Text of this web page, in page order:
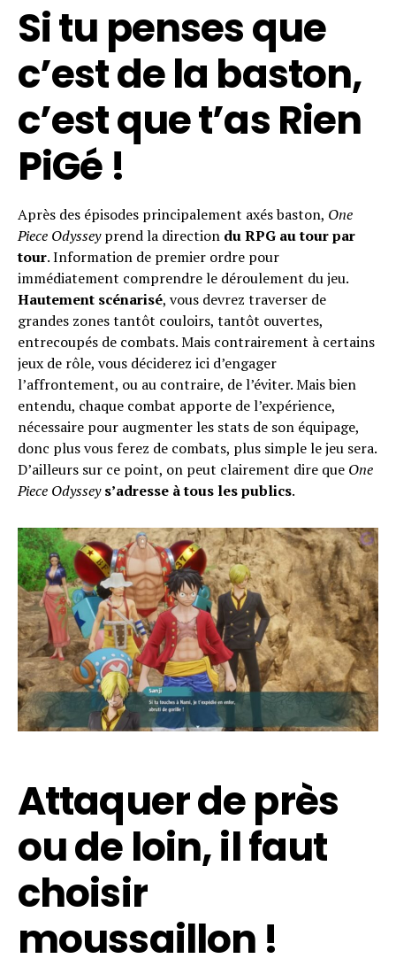
Si tu penses que
c’est de la baston,
c’est que t’as Rien
PiGé !
Après des épisodes principalement axés baston, One
Piece Odysseyprend la direction du RPG au tour par
tour. Information de premier ordre pour
immédiatement comprendre le déroulement du jeu.
Hautement scénarisé, vous devrez traverser de
grandes zones tantôt couloirs, tantôt ouvertes,
entrecoupés de combats. Mais contrairement à certains
jeux de rôle, vous déciderez ici d’engager
l’affrontement, ou au contraire, de l’éviter. Mais bien
entendu, chaque combat apporte de l’expérience,
nécessaire pour augmenter les stats de son équipage,
donc plus vous ferez de combats, plus simple le jeu sera.
D’ailleurs sur ce point, on peut clairement dire que One
Piece Odysseys’adresse à tous les publics.
Attaquer de près
ou de loin, il faut
choisir
moussaillon !